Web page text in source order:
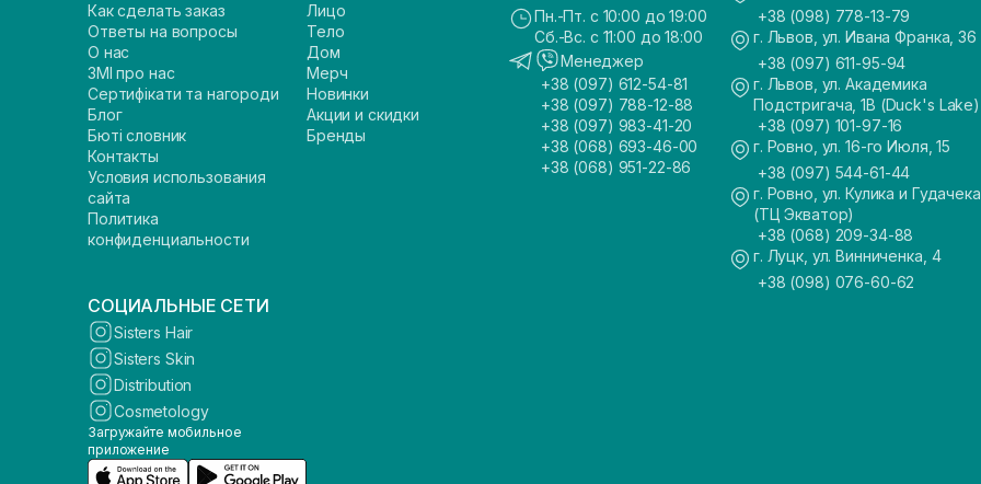
Как сделать заказ
Ответы на вопросы
О нас
ЗМІ про нас
Сертифікати та нагороди
Блог
Бюті словник
Контакты
Условия использования
сайта
Политика
конфиденциальности
Лицо
Тело
Дом
Мерч
Новинки
Акции и скидки
Бренды
Пн.-Пт. с 10:00 до 19:00
Сб.-Вс. с 11:00 до 18:00
Менеджер
+38 (097) 612-54-81
+38 (097) 788-12-88
+38 (097) 983-41-20
+38 (068) 693-46-00
+38 (068) 951-22-86
+38 (098) 778-13-79
г. Львов, ул. Ивана Франка, 36
+38 (097) 611-95-94
г. Львов, ул. Академика
Подстригача, 1В (Duck's Lake)
+38 (097) 101-97-16
г. Ровно, ул. 16-го Июля, 15
+38 (097) 544-61-44
г. Ровно, ул. Кулика и
(ТЦ Экватор)
+38 (068) 209-34-88
г. Луцк, ул. Винниченка, 4
+38 (098) 076-60-62
СОЦИАЛЬНЫЕ СЕТИ
Sisters Hair
Sisters Skin
Distribution
Cosmetology
Загружайте мобильное
приложение